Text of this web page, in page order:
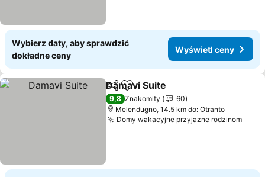
Wybierz daty, aby sprawdzić
dokładne ceny
Wyświetl ceny
Udostępnij
Dodaj do ulubionych
Damavi Suite
9,8 Znakomity
60
Melendugno, 14.5 km do: Otranto
Domy wakacyjne przyjazne rodzinom